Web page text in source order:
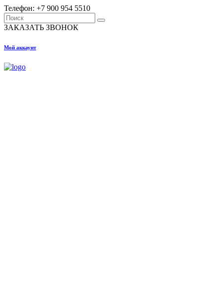
Телефон: +7 900 954 5510
Search
for:
ЗАКАЗАТЬ ЗВОНОК
Мой аккаунт